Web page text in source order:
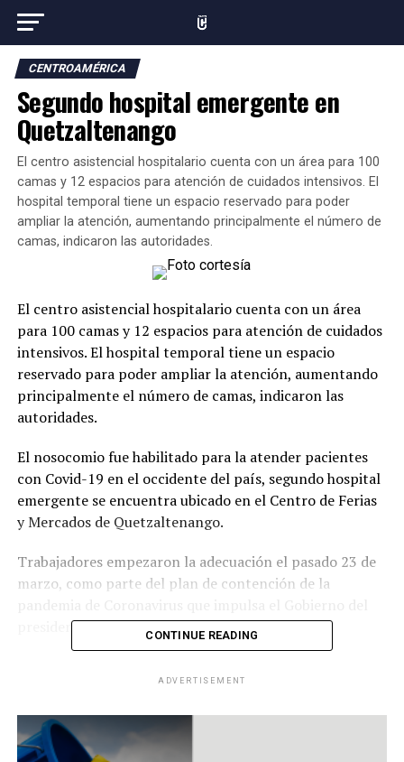
CENTROAMÉRICA
Segundo hospital emergente en
Quetzaltenango
El centro asistencial hospitalario cuenta con un área para 100
camas y 12 espacios para atención de cuidados intensivos. El
hospital temporal tiene un espacio reservado para poder
ampliar la atención, aumentando principalmente el número de
camas, indicaron las autoridades.
El centro asistencial hospitalario cuenta con un área
para 100 camas y 12 espacios para atención de cuidados
intensivos. El hospital temporal tiene un espacio
reservado para poder ampliar la atención, aumentando
principalmente el número de camas, indicaron las
autoridades.
El nosocomio fue habilitado para la atender pacientes
con Covid-19 en el occidente del país, segundo hospital
emergente se encuentra ubicado en el Centro de Ferias
y Mercados de Quetzaltenango.
Trabajadores empezaron la adecuación el pasado 23 de
marzo, como parte del plan de contención de la
presidenteAlejandro Giammattei.
Panamá ordena suspender clases en escuelas
particulares a nivel nacional
CONTINUE READING
ADVERTISEMENT